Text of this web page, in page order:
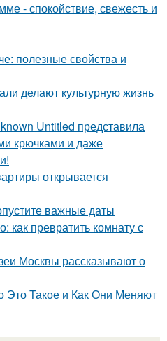
- спокойствие, свежесть и
полезные свойства и
делают культурную жизнь
Untitled представила
крючками и даже
открывается
важные даты
как превратить комнату с
Москвы рассказывают о
Это Такое и Как Они Меняют